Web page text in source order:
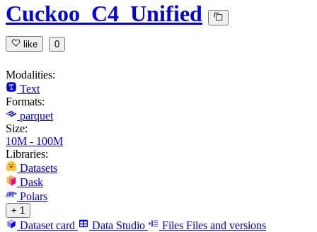
Cuckoo_C4_Unified
like 0
Modalities:
Text
Formats:
parquet
Size:
10M - 100M
Libraries:
Datasets
Dask
Polars
+ 1
Dataset card Data Studio Files Files and versions